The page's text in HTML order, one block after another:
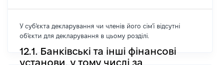
У суб'єкта декларування чи членів його сім'ї відсутні
об'єкти для декларування в цьому розділі.
12.1. Банківські та інші фінансові
установи, у тому числі за